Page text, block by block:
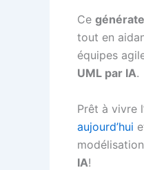
Ce
tout en
équipes
UML par IA.
Prêt à vivre
aujourd’hui
IA!